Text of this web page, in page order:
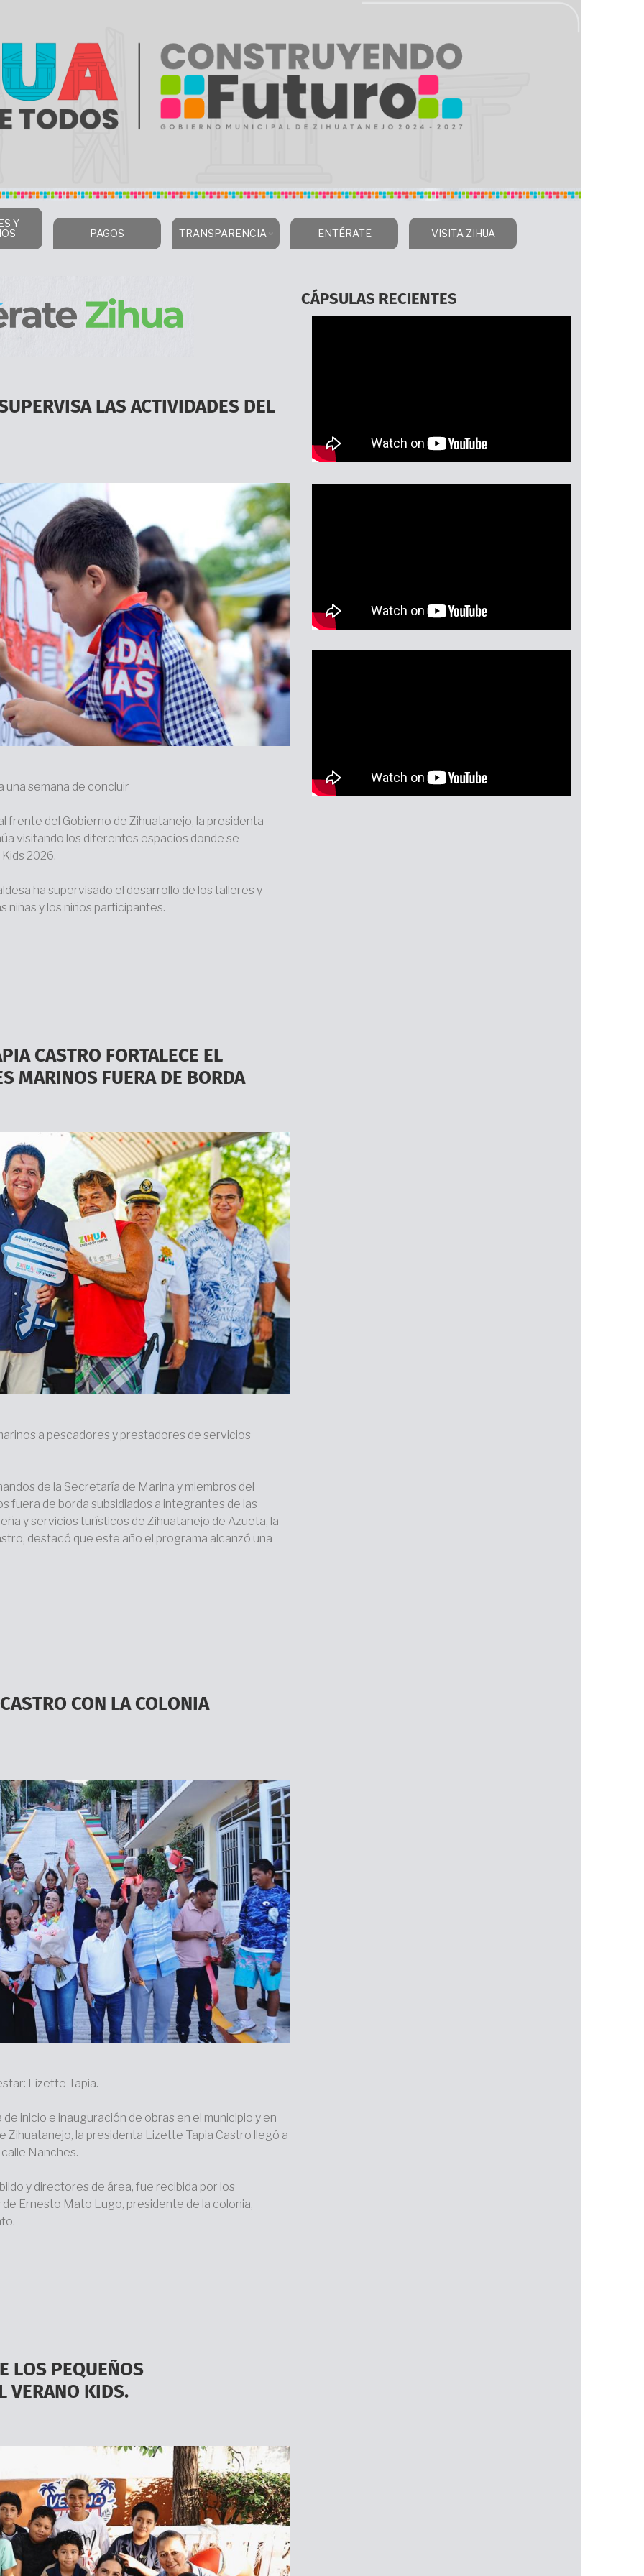
Y
PAGOS TRANSPARENCIA ENTÉRATE VISITA ZIHUA
LAS ACTIVIDADES DEL
una semana de concluir
frente del Gobierno de Zihuatanejo, la presidenta
visitando los diferentes espacios donde se
2026.
ha supervisado el desarrollo de los talleres y
niñas y los niños participantes.
CASTRO FORTALECE EL
MARINOS FUERA DE BORDA
a pescadores y prestadores de servicios
de la Secretaría de Marina y miembros del
fuera de borda subsidiados a integrantes de las
y servicios turísticos de Zihuatanejo de Azueta, la
destacó que este año el programa alcanzó una
CON LA COLONIA
Lizette Tapia.
inicio e inauguración de obras en el municipio y en
Zihuatanejo, la presidenta Lizette Tapia Castro llegó a
Nanches.
y directores de área, fue recibida por los
Ernesto Mato Lugo, presidente de la colonia,
LOS PEQUEÑOS
VERANO KIDS.
CÁPSULAS RECIENTES